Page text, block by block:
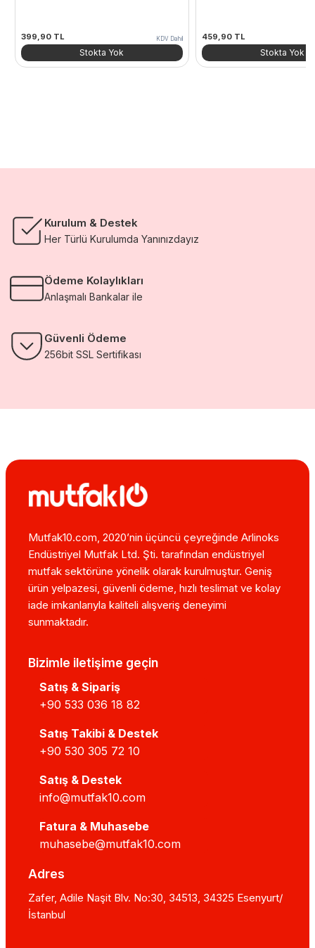
399,90 TL KDV Dahil
Stokta Yok
459,90 TL
Stokta Yok
Kurulum & Destek
Her Türlü Kurulumda Yanınızdayız
Ödeme Kolaylıkları
Anlaşmalı Bankalar ile
Güvenli Ödeme
256bit SSL Sertifikası
Mutfak10.com, 2020’nin üçüncü çeyreğinde Arlinoks
Endüstriyel Mutfak Ltd. Şti. tarafından endüstriyel
mutfak sektörüne yönelik olarak kurulmuştur. Geniş
ürün yelpazesi, güvenli ödeme, hızlı teslimat ve kolay
iade imkanlarıyla kaliteli alışveriş deneyimi
sunmaktadır.
Bizimle iletişime geçin
Satış & Sipariş
+90 533 036 18 82
Satış Takibi & Destek
+90 530 305 72 10
Satış & Destek
info@mutfak10.com
Fatura & Muhasebe
muhasebe@mutfak10.com
Adres
Zafer, Adile Naşit Blv. No:30, 34513, 34325 Esenyurt/
İstanbul